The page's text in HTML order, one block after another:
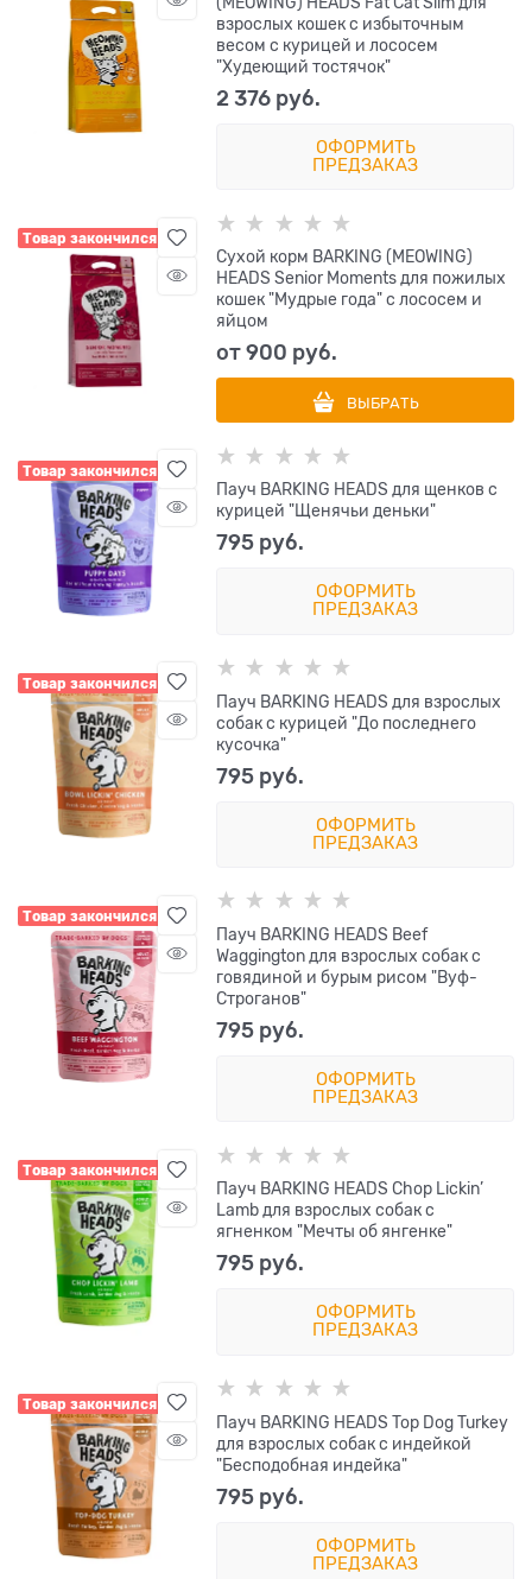
взрослых кошек с избыточным
весом с курицей и лососем
"Худеющий тостячок"
2 376 руб.
ОФОРМИТЬ
ПРЕДЗАКАЗ
Товар закончился
Сухой корм BARKING (MEOWING)
HEADS Senior Moments для пожилых
кошек "Мудрые года" с лососем и
яйцом
от900 руб.
ВЫБРАТЬ
Товар закончился
Пауч BARKING HEADS для щенков с
курицей "Щенячьи деньки"
795 руб.
ОФОРМИТЬ
ПРЕДЗАКАЗ
Товар закончился
Пауч BARKING HEADS для взрослых
собак с курицей "До последнего
кусочка"
795 руб.
ОФОРМИТЬ
ПРЕДЗАКАЗ
Товар закончился
Пауч BARKING HEADS Beef
Waggington для взрослых собак с
говядиной и бурым рисом "Вуф-
Строганов"
795 руб.
ОФОРМИТЬ
ПРЕДЗАКАЗ
Товар закончился
Пауч BARKING HEADS Chop Lickin’
Lamb для взрослых собак с
ягненком "Мечты об янгенке"
795 руб.
ОФОРМИТЬ
ПРЕДЗАКАЗ
Товар закончился
Пауч BARKING HEADS Top Dog Turkey
для взрослых собак с индейкой
"Бесподобная индейка"
795 руб.
ОФОРМИТЬ
ПРЕДЗАКАЗ